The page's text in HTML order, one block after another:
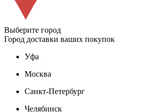
Выберите город
Город доставки ваших покупок
Уфа
Москва
Санкт-Петербург
Челябинск